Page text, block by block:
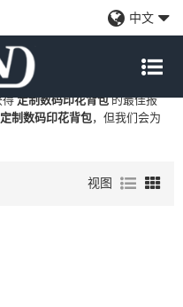
中文
造商和供应商，我们提供定制
定制数码印花背包
得定制数码印花背包的最佳报
定制数码印花背包，但我们会为
视图